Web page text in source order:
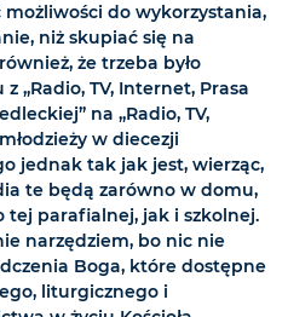
do wykorzystania,
niż skupiać się na
że trzeba było
„Radio, TV, Internet, Prasa
na „Radio, TV,
w diecezji
jednak tak jak jest, wierząc,
te będą zarówno w domu,
tej parafialnej, jak i szkolnej.
narzędziem, bo nic nie
Boga, które dostępne
liturgicznego i